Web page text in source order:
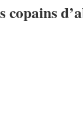
copains